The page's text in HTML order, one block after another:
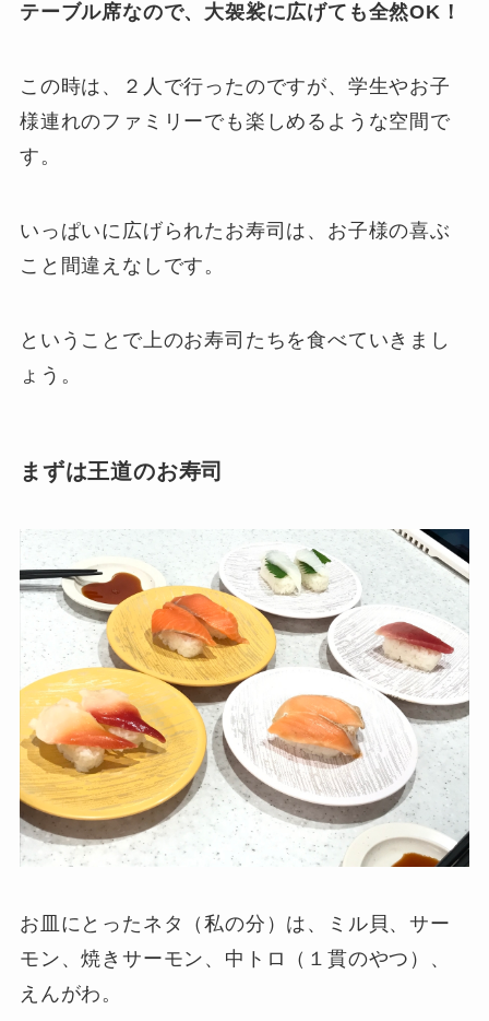
テーブル席なので、大袈裟に広げても全然OK！
この時は、２人で行ったのですが、学生やお子
様連れのファミリーでも楽しめるような空間で
す。
いっぱいに広げられたお寿司は、お子様の喜ぶ
こと間違えなしです。
ということで上のお寿司たちを食べていきまし
ょう。
まずは王道のお寿司
お皿にとったネタ（私の分）は、ミル貝、サー
モン、焼きサーモン、中トロ（１貫のやつ）、
えんがわ。